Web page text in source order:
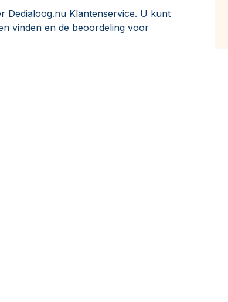
Dedialoog.nu Klantenservice. U kunt
vinden en de beoordeling voor